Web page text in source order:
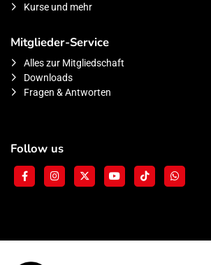
Kurse und mehr
Mitglieder-Service
Alles zur Mitgliedschaft
Downloads
Fragen & Antworten
Follow us